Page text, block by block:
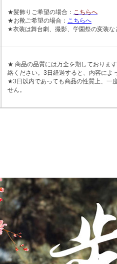
★髪飾りご希望の場合： こちらへ
★お靴ご希望の場合： こちらへ
★衣装は舞台劇、撮影、学園祭の変装な
★ 商品の品質には万全を期しておりま
絡ください。3日経過すると、内容によ
★3日以内であっても商品の性質上、一
せん。